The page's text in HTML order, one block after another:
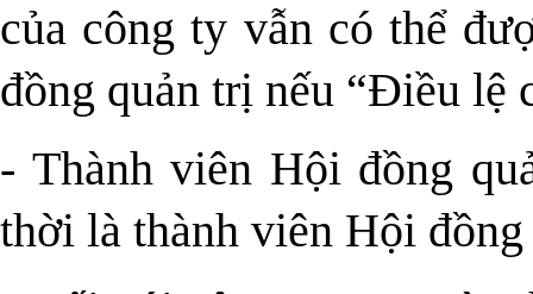
của công ty vẫn có thể
đồng quản trị nếu “Điều lệ
- Thành viên Hội đồng
thời là thành viên Hội